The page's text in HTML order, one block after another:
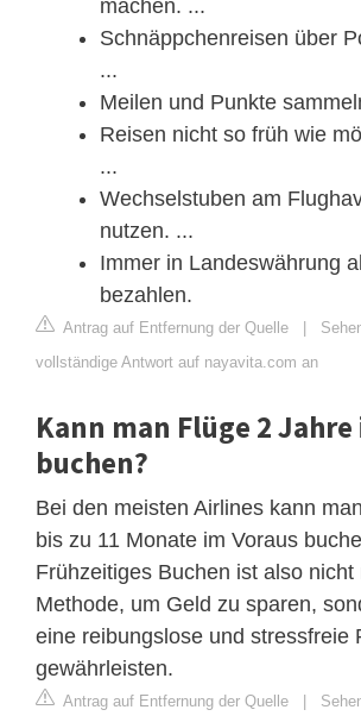
machen. ...
Schnäppchenreisen über
...
Meilen und Punkte
Reisen nicht so früh wie
...
Wechselstuben am
nutzen. ...
Immer in Landeswährung
bezahlen.
Antrag auf Entfernung der Quelle |
vollständige Antwort auf nayavita.com an
Kann man Flüge 2 Jahre
buchen?
Bei den meisten Airlines kann
bis zu 11 Monate im Voraus
Frühzeitiges Buchen ist also nicht
Methode, um Geld zu sparen,
eine reibungslose und stressfreie
gewährleisten.
Antrag auf Entfernung der Quelle |